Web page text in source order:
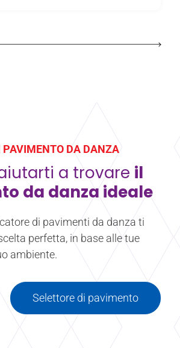
PAVIMENTO DA DANZA
a trovare il
da danza ideale
di pavimenti da danza ti
perfetta, in base alle tue
ambiente.
Selettore di pavimento